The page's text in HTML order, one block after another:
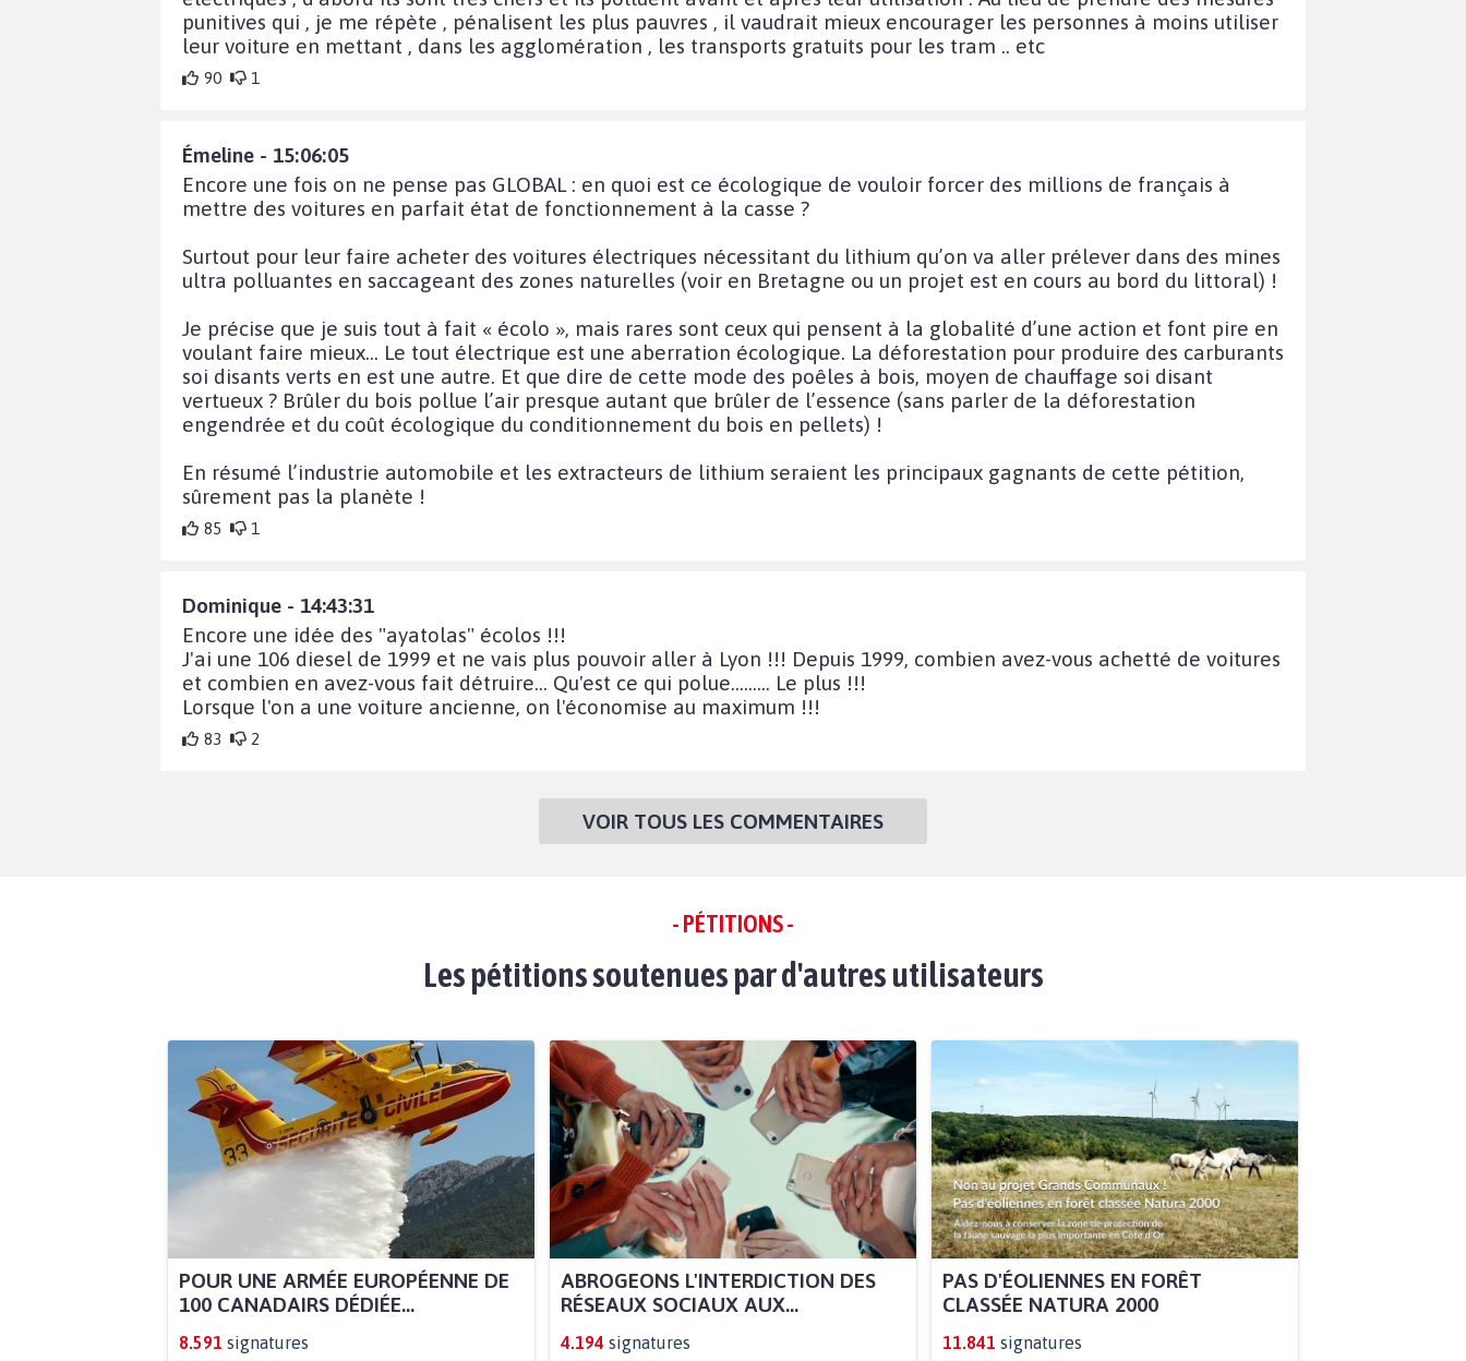
punitives qui , je me répète , pénalisent les plus pauvres , il vaudrait mieux encourager les personnes à moins utiliser
leur voiture en mettant , dans les agglomération , les transports gratuits pour les tram .. etc
90 1
Émeline - 15:06:05
Encore une fois on ne pense pas GLOBAL : en quoi est ce écologique de vouloir forcer des millions de français à
mettre des voitures en parfait état de fonctionnement à la casse ?
Surtout pour leur faire acheter des voitures électriques nécessitant du lithium qu’on va aller prélever dans des mines
ultra polluantes en saccageant des zones naturelles (voir en Bretagne ou un projet est en cours au bord du littoral) !
Je précise que je suis tout à fait « écolo », mais rares sont ceux qui pensent à la globalité d’une action et font pire en
voulant faire mieux… Le tout électrique est une aberration écologique. La déforestation pour produire des carburants
soi disants verts en est une autre. Et que dire de cette mode des poêles à bois, moyen de chauffage soi disant
vertueux ? Brûler du bois pollue l’air presque autant que brûler de l’essence (sans parler de la déforestation
engendrée et du coût écologique du conditionnement du bois en pellets) !
En résumé l’industrie automobile et les extracteurs de lithium seraient les principaux gagnants de cette pétition,
sûrement pas la planète !
85 1
Dominique - 14:43:31
Encore une idée des "ayatolas" écolos !!!
J'ai une 106 diesel de 1999 et ne vais plus pouvoir aller à Lyon !!! Depuis 1999, combien avez-vous achetté de voitures
et combien en avez-vous fait détruire... Qu'est ce qui polue......... Le plus !!!
Lorsque l'on a une voiture ancienne, on l'économise au maximum !!!
83 2
VOIR TOUS LES COMMENTAIRES
- PÉTITIONS -
Les pétitions soutenues par d'autres utilisateurs
POUR UNE ARMÉE EUROPÉENNE DE
100 CANADAIRS DÉDIÉE...
8.591 signatures
ABROGEONS L'INTERDICTION DES
RÉSEAUX SOCIAUX AUX...
4.194 signatures
PAS D'ÉOLIENNES EN FORÊT
CLASSÉE NATURA 2000
11.841 signatures